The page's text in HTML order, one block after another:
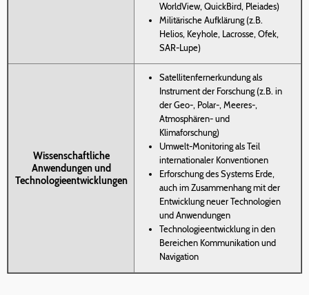
WorldView, QuickBird, Pleiades)
Militärische Aufklärung (z.B.
Helios, Keyhole, Lacrosse, Ofek,
SAR-Lupe)
Wissenschaftliche
Anwendungen und
Technologieentwicklungen
Satellitenfernerkundung als
Instrument der Forschung (z.B. in
der Geo-, Polar-, Meeres-,
Atmosphären- und
Klimaforschung)
Umwelt-Monitoring als Teil
internationaler Konventionen
Erforschung des Systems Erde,
auch im Zusammenhang mit der
Entwicklung neuer Technologien
und Anwendungen
Technologieentwicklung in den
Bereichen Kommunikation und
Navigation